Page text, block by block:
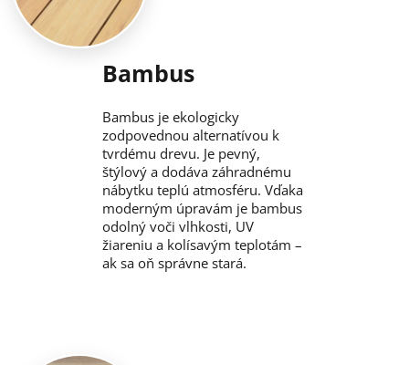
Bambus
Bambus je ekologicky
zodpovednou alternatívou k
tvrdému drevu. Je pevný,
štýlový a dodáva záhradnému
nábytku teplú atmosféru. Vďaka
moderným úpravám je bambus
odolný voči vlhkosti, UV
žiareniu a kolísavým teplotám –
ak sa oň správne stará.